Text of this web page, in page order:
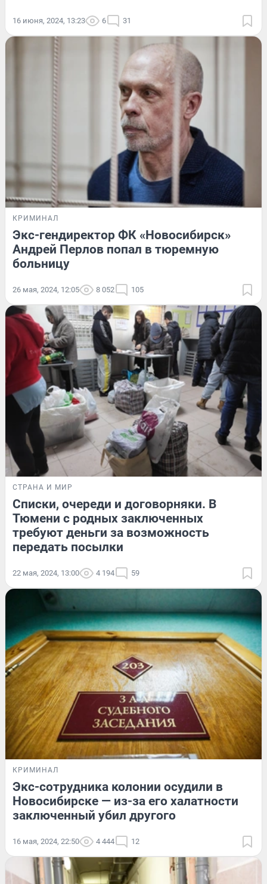
16 июня, 2024, 13:23 6 31
КРИМИНАЛ
Экс-гендиректор ФК «Новосибирск»
Андрей Перлов попал в тюремную
больницу
26 мая, 2024, 12:05 8 052 105
СТРАНА И МИР
Списки, очереди и договорняки. В
Тюмени с родных заключенных
требуют деньги за возможность
передать посылки
22 мая, 2024, 13:00 4 194 59
КРИМИНАЛ
Экс-сотрудника колонии осудили в
Новосибирске — из-за его халатности
заключенный убил другого
16 мая, 2024, 22:50 4 444 12